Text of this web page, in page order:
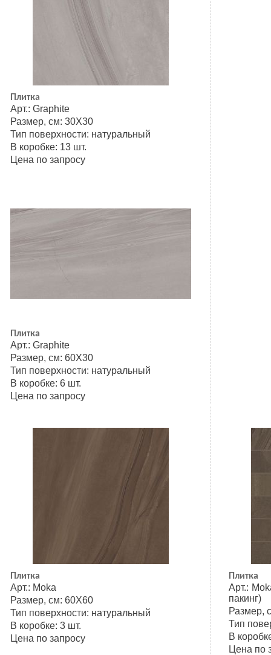
Плитка
Арт.: Graphite
Размер, см: 30Х30
Тип поверхности: натуральный
В коробке: 13 шт.
Цена по запросу
Плитка
Арт.: Graphite
Размер, см: 60Х30
Тип поверхности: натуральный
В коробке: 6 шт.
Цена по запросу
Плитка
Арт.: Moka
Размер, см: 60Х60
Тип поверхности: натуральный
В коробке: 3 шт.
Цена по запросу
Плитка
Арт.:
пакинг)
Размер,
Тип
В
Цена по